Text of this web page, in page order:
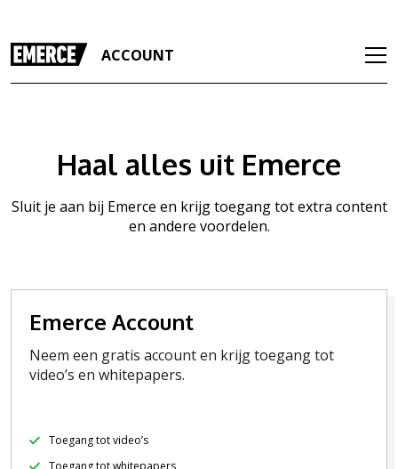
ACCOUNT
Haal alles uit Emerce
Sluit je aan bij Emerce en krijg toegang tot extra content
en andere voordelen.
Emerce Account
Neem een gratis account en krijg toegang tot
video’s en whitepapers.
Toegang tot video’s
Toegang tot whitepapers